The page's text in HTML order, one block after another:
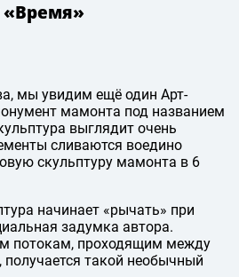
«Время»
мы увидим ещё один Арт-
мамонта под названием
выглядит очень
сливаются воедино
скульптуру мамонта в 6
начинает «рычать» при
задумка автора.
потокам, проходящим между
такой необычный